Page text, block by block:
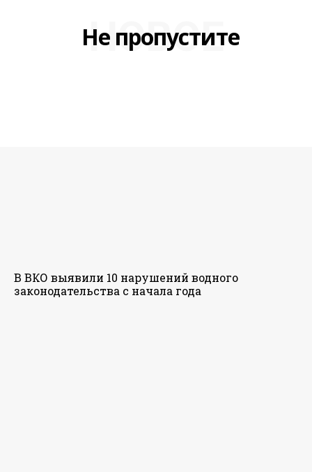
Не пропустите
НОВОЕ
В ВКО выявили 10 нарушений водного
законодательства с начала года